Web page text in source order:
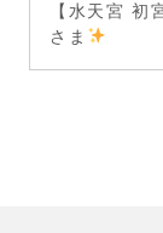
【水天宮 初
さま